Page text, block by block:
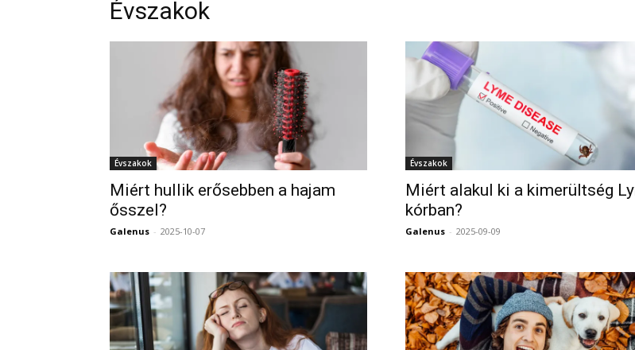
Évszakok
Évszakok
Miért hullik erősebben a hajam
ősszel?
Galenus - 2025-10-07
Évszakok
Miért alakul ki a kimerültség
kórban?
Galenus - 2025-09-09